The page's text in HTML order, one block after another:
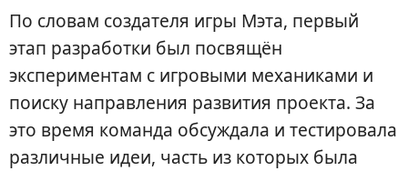
По словам создателя игры Мэта, первый
этап разработки был посвящён
экспериментам с игровыми механиками и
поиску направления развития проекта. За
это время команда обсуждала и тестировала
различные идеи, часть из которых была